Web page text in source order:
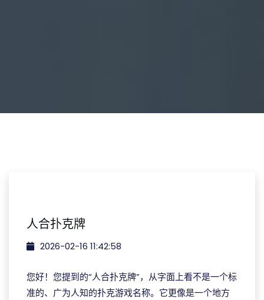
人合扑克牌
2026-02-16 11:42:58
您好！您提到的“人合扑克牌”，从字面上看不是一个标
准的、广为人知的扑克游戏名称。它更像是一个地方